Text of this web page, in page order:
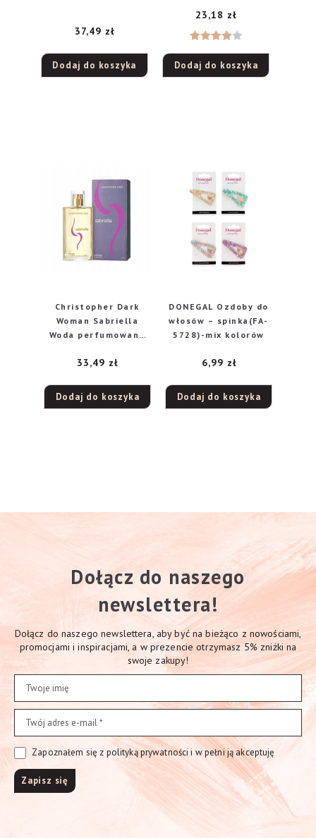
37,49 zł
Dodaj do koszyka
odbudowująca –
terapia
zniszczonych
4.00na
23,18 zł
Dodaj do koszyka
Christopher Dark
Woman Sabriella
Woda perfumowana
33,49 zł
Dodaj do koszyka
DONEGAL Ozdoby do
włosów – spinka(FA-
5728)-mix kolorów
6,99 zł
Dodaj do koszyka
Dołącz do naszego
newslettera!
Dołącz do naszego newslettera, aby być na bieżąco z nowościami,
promocjami i inspiracjami, a w prezencie otrzymasz 5% zniżki na
swoje zakupy!
Zapoznałem się z polityką prywatności i w pełni ją akceptuję